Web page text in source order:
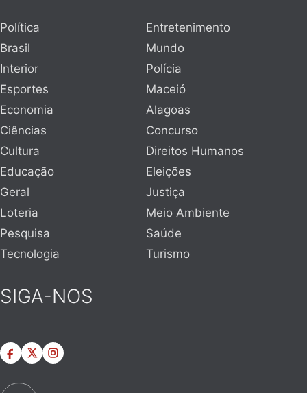
Política
Entretenimento
Brasil
Mundo
Interior
Polícia
Esportes
Maceió
Economia
Alagoas
Ciências
Concurso
Cultura
Direitos Humanos
Educação
Eleições
Geral
Justiça
Loteria
Meio Ambiente
Pesquisa
Saúde
Tecnologia
Turismo
SIGA-NOS